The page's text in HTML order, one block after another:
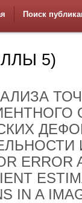
Поиск
5)
ERROR
IN A